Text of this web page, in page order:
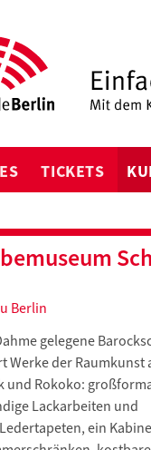
TICKETS
Berlin
gelegene
Werke der Raumkunst
und Rokoko:
Lackarbeiten und
ein